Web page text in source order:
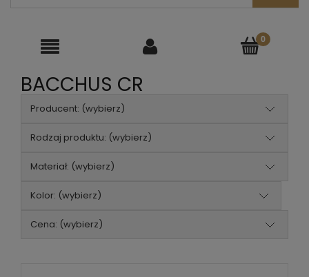
BACCHUS CR
Producent: (wybierz)
Rodzaj produktu: (wybierz)
Materiał: (wybierz)
Kolor: (wybierz)
Cena: (wybierz)